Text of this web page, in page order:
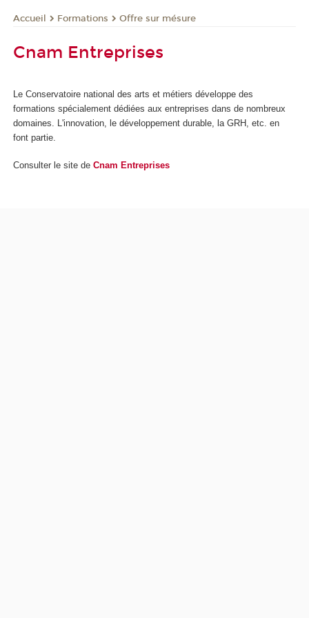
Accueil Formations Offre sur mésure
Cnam Entreprises
Le Conservatoire national des arts et métiers développe des
formations spécialement dédiées aux entreprises dans de nombreux
domaines. L'innovation, le développement durable, la GRH, etc. en
font partie.
Consulter le site de Cnam Entreprises